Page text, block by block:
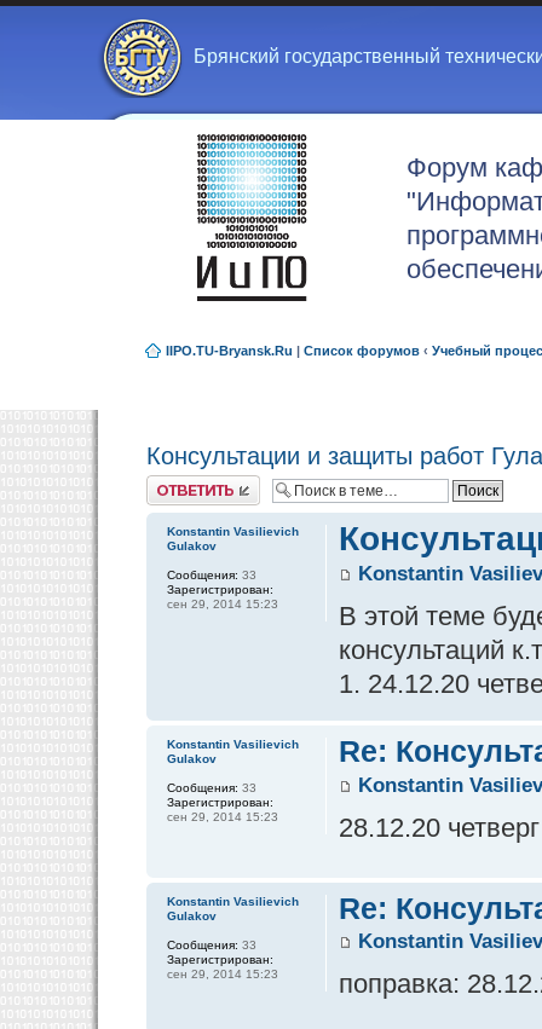
Брянский государственный
Форум
IIPO.TU-Bryansk.Ru | Список форумов ‹ Учебный
Консультации и защиты работ
Ответить
Konstantin
В этой теме
консультаций
1. 24.12.20
Konstantin Vasilievich
Gulakov
Сообщения: 33
Зарегистрирован:
сен 29, 2014 15:23
Re:
Konstantin
28.12.20
Konstantin Vasilievich
Gulakov
Сообщения: 33
Зарегистрирован:
сен 29, 2014 15:23
Re:
Konstantin
поправка:
Konstantin Vasilievich
Gulakov
Сообщения: 33
Зарегистрирован:
сен 29, 2014 15:23